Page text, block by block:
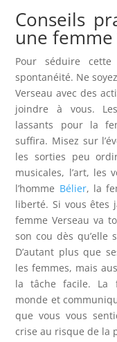
Conseils
une femme
Pour séduire
spontanéité. Ne
Verseau avec des
joindre à vous.
lassants pour la
suffira. Misez sur
les sorties peu
musicales, l’art, les
l’homme Bélier, la
liberté. Si vous êtes
femme Verseau va
son cou dès qu’elle
D’autant plus que
les femmes, mais
la tâche facile. La
monde et
que vous vous
crise au risque de la